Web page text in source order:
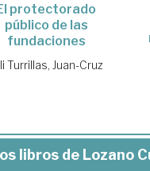
protectorado
público de las
fundaciones
Turrillas, Juan-Cruz
libros de Lozano